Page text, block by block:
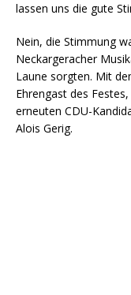
lassen uns die gute
Nein, die Stimmung
Neckargeracher
Laune sorgten. Mit
Ehrengast des
erneuten CDU-
Alois Gerig.